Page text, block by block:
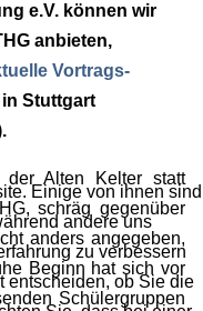
e.V. können wir
anbieten,
Vortrags-
Stuttgart
Alten Kelter statt
schräg gegenüber
anders angegeben,
Beginn hat sich vor
Schülergruppen
Einige von ihnen sind
andere uns
zu verbessern
entscheiden, ob Sie die